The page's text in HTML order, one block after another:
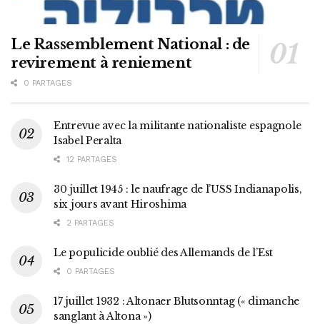
Le Rassemblement National : de
revirement à reniement
0 PARTAGES
Entrevue avec la militante nationaliste espagnole
Isabel Peralta
12 PARTAGES
30 juillet 1945 : le naufrage de l’USS Indianapolis,
six jours avant Hiroshima
2 PARTAGES
Le populicide oublié des Allemands de l’Est
0 PARTAGES
17 juillet 1932 : Altonaer Blutsonntag (« dimanche
sanglant à Altona »)